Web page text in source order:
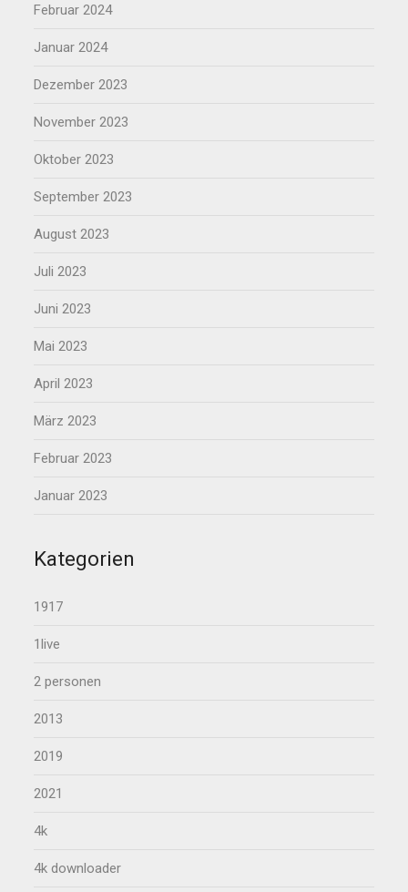
Februar 2024
Januar 2024
Dezember 2023
November 2023
Oktober 2023
September 2023
August 2023
Juli 2023
Juni 2023
Mai 2023
April 2023
März 2023
Februar 2023
Januar 2023
Kategorien
1917
1live
2 personen
2013
2019
2021
4k
4k downloader